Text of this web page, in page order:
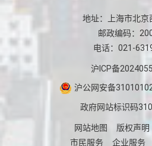
地址：上海市北京
邮政编码：
电话：021-
沪ICP备
沪公网安备
政府网站标识码
网站地图 版权声明
市民服务
企业服务